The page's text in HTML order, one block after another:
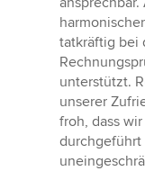
tatkräftig bei
unterstützt.
unserer
froh, dass
durchgeführt